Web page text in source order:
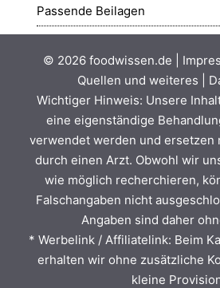
Passende Beilagen
© 2026 foodwissen.de
Quellen und weiteres
Wichtiger Hinweis: Unsere
eine eigenständige
verwendet werden und ersetzen
durch einen Arzt. Obwohl wir
wie möglich recherchieren,
Falschangaben nicht
Angaben sind daher
* Werbelink / Affiliatelink: Beim
erhalten wir ohne zusätzliche
kleine